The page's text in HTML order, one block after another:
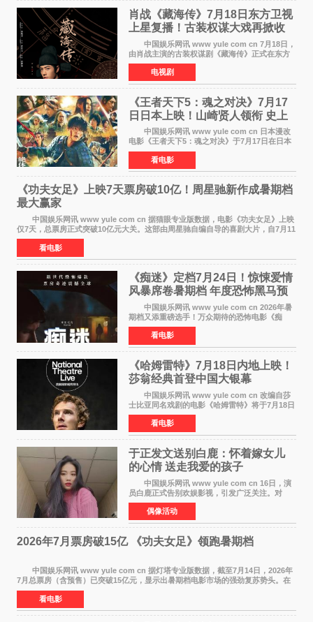
肖战《藏海传》7月18日东方卫视
上星复播！古装权谋大戏再掀收
视热潮
中国娱乐网讯 www yule com cn 7月18日，
由肖战主演的古装权谋剧《藏海传》正式在东方
卫视上星复播，引发广泛关注。该剧此前已在网
络平台播出，凭借精良制作和紧凑剧情收获不俗
口碑，此次上
电视剧
《王者天下5：魂之对决》7月17
日日本上映！山崎贤人领衔 史上
最大“函谷关防卫战”
中国娱乐网讯 www yule com cn 日本漫改
电影《王者天下5：魂之对决》于7月17日在日本
全国上映。这部由佐藤信介执导、山崎贤人主演
的历史动作片，改编自原泰久同名人气漫画，继
续讲述信和漂
看电影
《功夫女足》上映7天票房破10亿！周星驰新作成暑期档
最大赢家
中国娱乐网讯 www yule com cn 据猫眼专业版数据，电影《功夫女足》上映
仅7天，总票房正式突破10亿元大关。这部由周星驰自编自导的喜剧大片，自7月11
日公映以来便展现出惊人的市场统治力。
看电影
《痴迷》定档7月24日！惊悚爱情
风暴席卷暑期档 年度恐怖黑马预
中国娱乐网讯 www yule com cn 2026年暑
期档又添重磅选手！万众期待的恐怖电影《痴
迷》今日正式官宣定档，将于7月24日登陆内地各
大院线。这部被业内专家誉为新世代爆款恐怖电
影的作品，将为
看电影
《哈姆雷特》7月18日内地上映！
莎翁经典首登中国大银幕
中国娱乐网讯 www yule com cn 改编自莎
士比亚同名戏剧的电影《哈姆雷特》将于7月18日
在中国内地上映。这部跨越四百年的文学经典被
搬上大银幕，为观众带来一场视觉与听觉的双重
盛宴。 《
看电影
于正发文送别白鹿：怀着嫁女儿
的心情 送走我爱的孩子
中国娱乐网讯 www yule com cn 16日，演
员白鹿正式告别欢娱影视，引发广泛关注。对
此，欢娱影视创始人于正在社交平台发文回应，
字里行间流露不舍与祝福。 于正透露，以前
每次有演员到期不
偶像活动
2026年7月票房破15亿 《功夫女足》领跑暑期档
中国娱乐网讯 www yule com cn 据灯塔专业版数据，截至7月14日，2026年
7月总票房（含预售）已突破15亿元，显示出暑期档电影市场的强劲复苏势头。在
众多上映影片中，《功夫女足》《小黄人与大
看电影